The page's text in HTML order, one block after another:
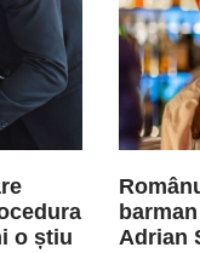
o știu
Adrian